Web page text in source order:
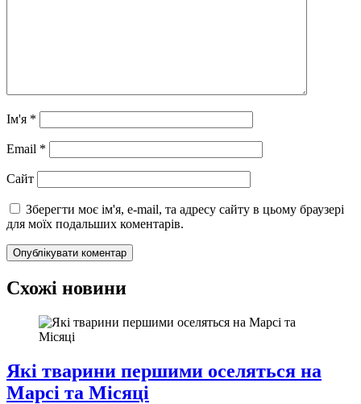
Ім'я *
Email *
Сайт
Зберегти моє ім'я, e-mail, та адресу сайту в цьому браузері
для моїх подальших коментарів.
Схожі новини
Які тварини першими оселяться на
Марсі та Місяці